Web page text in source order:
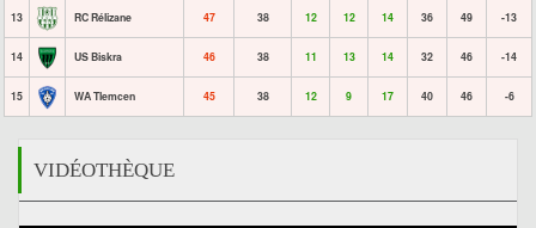
13 RC Rélizane 47 38 12 12 14 36 49 -13
14 US Biskra 46 38 11 13 14 32 46 -14
15 WA Tlemcen 45 38 12 9 17 40 46 -6
VIDÉOTHÈQUE